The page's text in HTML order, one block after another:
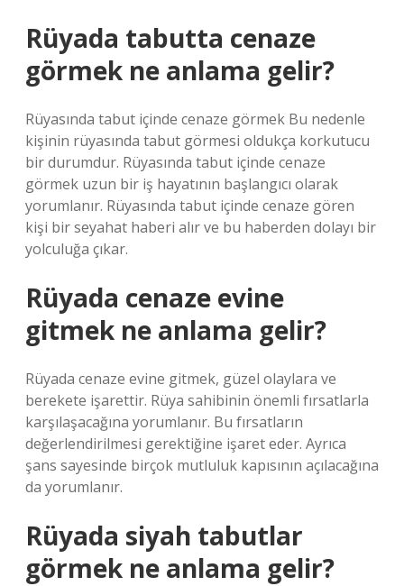
Rüyada tabutta cenaze
görmek ne anlama gelir?
Rüyasında tabut içinde cenaze görmek Bu nedenle
kişinin rüyasında tabut görmesi oldukça korkutucu
bir durumdur. Rüyasında tabut içinde cenaze
görmek uzun bir iş hayatının başlangıcı olarak
yorumlanır. Rüyasında tabut içinde cenaze gören
kişi bir seyahat haberi alır ve bu haberden dolayı bir
yolculuğa çıkar.
Rüyada cenaze evine
gitmek ne anlama gelir?
Rüyada cenaze evine gitmek, güzel olaylara ve
berekete işarettir. Rüya sahibinin önemli fırsatlarla
karşılaşacağına yorumlanır. Bu fırsatların
değerlendirilmesi gerektiğine işaret eder. Ayrıca
şans sayesinde birçok mutluluk kapısının açılacağına
da yorumlanır.
Rüyada siyah tabutlar
görmek ne anlama gelir?